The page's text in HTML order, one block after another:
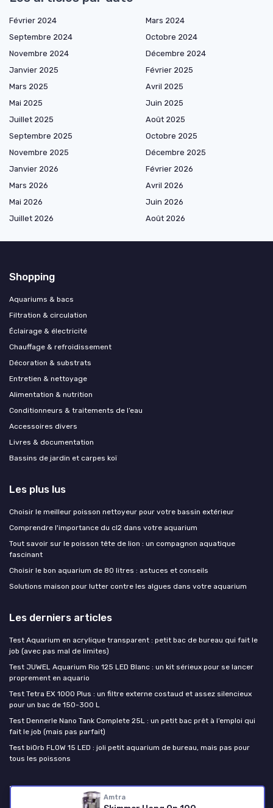
Amtra
Février 2024
Mars 2024
Septembre 2024
Octobre 2024
Novembre 2024
Décembre 2024
Janvier 2025
Février 2025
Mars 2025
Avril 2025
Mai 2025
Juin 2025
Juillet 2025
Août 2025
Septembre 2025
Octobre 2025
Novembre 2025
Décembre 2025
Janvier 2026
Février 2026
Mars 2026
Avril 2026
Mai 2026
Juin 2026
Juillet 2026
Août 2026
Shopping
Aquariums & bacs
Filtration & circulation
Éclairage & électricité
Chauffage & refroidissement
Décoration & substrats
Entretien & nettoyage
Alimentation & nutrition
Conditionneurs & traitements de l’eau
Accessoires divers
Livres & documentation
Bassins de jardin et carpes koï
Les plus lus
Choisir le meilleur poisson nettoyeur pour votre bassin extérieur
Comprendre l'importance du cl2 dans votre aquarium
Tout savoir sur le poisson tête de lion : un compagnon aquatique
fascinant
Choisir le bon aquarium de 80 litres : astuces et conseils
Solutions maison pour lutter contre les algues dans votre aquarium
Les derniers articles
Test Aquarium en acrylique transparent : petit bac de bureau qui fait le
job (avec pas mal de limites)
Test JUWEL Aquarium Rio 125 LED Blanc : un kit sérieux pour se lancer
proprement en aquario
Test Tetra EX 1000 Plus : un filtre externe costaud et assez silencieux
pour un bac de 150-300 L
Test Dennerle Nano Tank Complete 25L : un petit bac prêt à l’emploi qui
fait le job (mais pas parfait)
Test biOrb FLOW 15 LED : joli petit aquarium de bureau, mais pas pour
tous les poissons
Passion Poissons